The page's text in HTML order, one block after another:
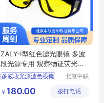
ZALY-I型红色滤光眼镜 多波
段光源专用 观察物证荧光眼
镜
多波段光源滤色眼镜
生物检材发现仪眼镜
北京中联
有限公司
￥ 180.00 拨打电话